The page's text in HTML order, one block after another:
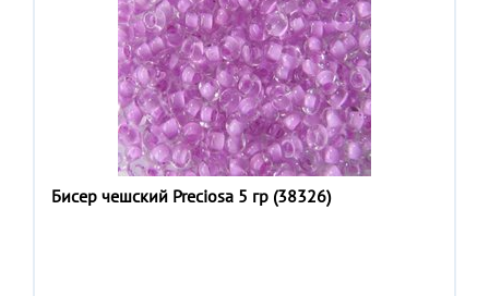
Бисер чешский Preciosa 5 гр (38326)